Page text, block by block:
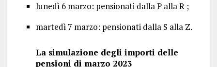
lunedì 6 marzo: pensionati dalla P alla R ;
martedì 7 marzo: pensionati dalla S alla Z.
La simulazione degli importi delle
pensioni di marzo 2023